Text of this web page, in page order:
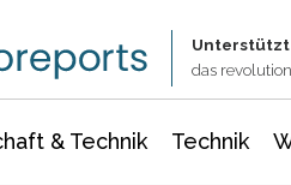
das
& Technik Technik